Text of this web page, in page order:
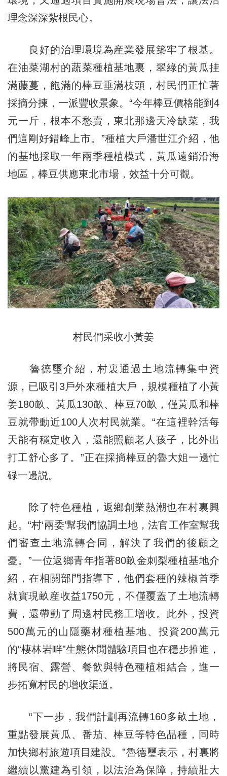
理念深深紮根民心。
良好的治理環境為産業發展築牢了根基。
在油菜湖村的蔬菜種植基地裏，翠綠的黃瓜挂
滿藤蔓，飽滿的棒豆垂滿枝頭，村民們正忙著
採摘分揀，一派豐收景象。“今年棒豆價格能到4
元一斤，根本不愁賣，東北那邊天冷缺菜，我
們這剛好錯峰上市。”種植大戶潘世江介紹，他
的基地採取一年兩季種植模式，黃瓜遠銷沿海
地區，棒豆供應東北市場，效益十分可觀。
村民們采收小黃姜
魯德璽介紹，村裏通過土地流轉集中資
源，已吸引3戶外來種植大戶，規模種植了小黃
姜180畝、黃瓜130畝、棒豆70畝，僅黃瓜和棒
豆就帶動近100人次村民就業。“在這裡幹活每
天能有穩定收入，還能照顧老人孩子，比外出
打工舒心多了。”正在採摘棒豆的魯大姐一邊忙
碌一邊説。
除了特色種植，返鄉創業熱潮也在村裏興
起。“村‘兩委’幫我們協調土地，法官工作室幫我
們審查土地流轉合同，解決了我們的後顧之
憂。”一位返鄉青年指著80畝金刺梨種植基地介
紹，在相關部門指導下，他們套種的辣椒首季
就實現畝産收益1750元，不僅覆蓋了土地流轉
費，還帶動了周邊村民務工增收。此外，投資
500萬元的山隱藥材種植基地、投資200萬元
的“棲林岩畔”生態休閒體驗項目也在穩步推進，
將民宿、露營、餐飲與特色種植相結合，進一
步拓寬村民的增收渠道。
“下一步，我們計劃再流轉160多畝土地，
重點發展黃瓜、番茄、棒豆等特色品種，同時
加快鄉村旅遊項目建設。”魯德璽表示，村裏將
繼續以黨建為引領，以法治為保障，持續壯大